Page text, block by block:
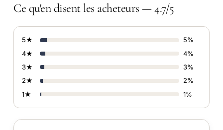
Ce qu'en disent les acheteurs — 4.7/5
5★
5%
4★
4%
3★
3%
2★
2%
1★
1%